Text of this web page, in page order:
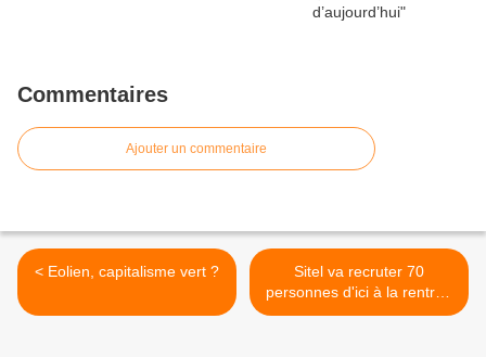
Commentaires
Ajouter un commentaire
< Eolien, capitalisme vert ?
Sitel va recruter 70
personnes d'ici à la rentrée
>